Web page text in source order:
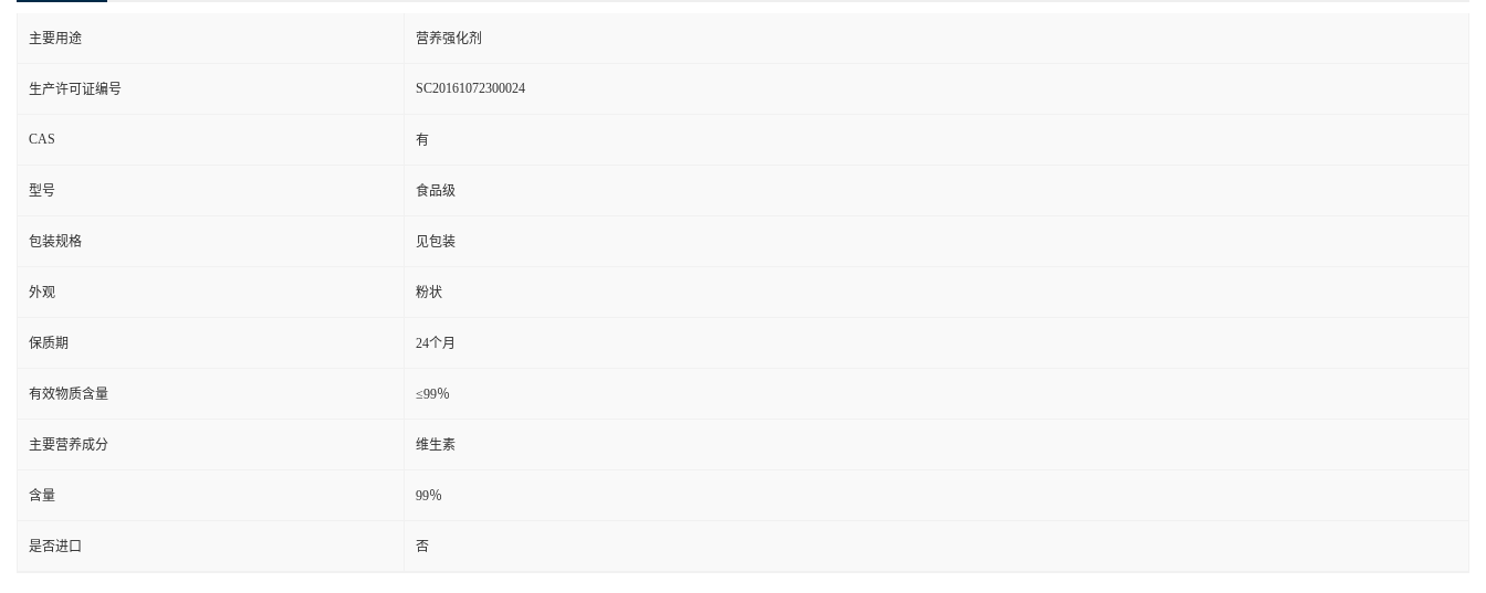
主要用途 营养强化剂
生产许可证编号 SC20161072300024
CAS 有
型号 食品级
包装规格 见包装
外观 粉状
保质期 24个月
有效物质含量 ≤99％
主要营养成分 维生素
含量 99％
是否进口 否